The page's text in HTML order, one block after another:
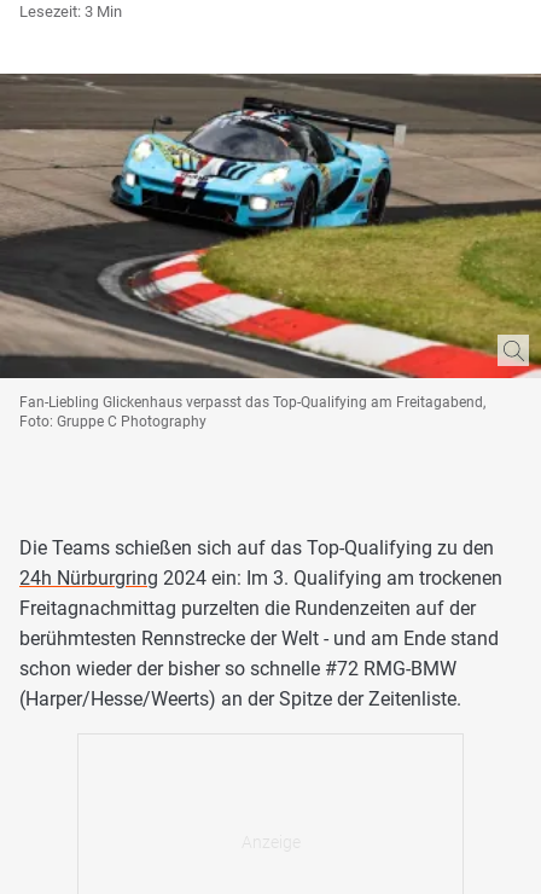
Lesezeit: 3 Min
Fan-Liebling Glickenhaus verpasst das Top-Qualifying am Freitagabend,
Foto: Gruppe C Photography
Die Teams schießen sich auf das Top-Qualifying zu den
24h Nürburgring 2024 ein: Im 3. Qualifying am trockenen
Freitagnachmittag purzelten die Rundenzeiten auf der
berühmtesten Rennstrecke der Welt - und am Ende stand
schon wieder der bisher so schnelle #72 RMG-BMW
(Harper/Hesse/Weerts) an der Spitze der Zeitenliste.